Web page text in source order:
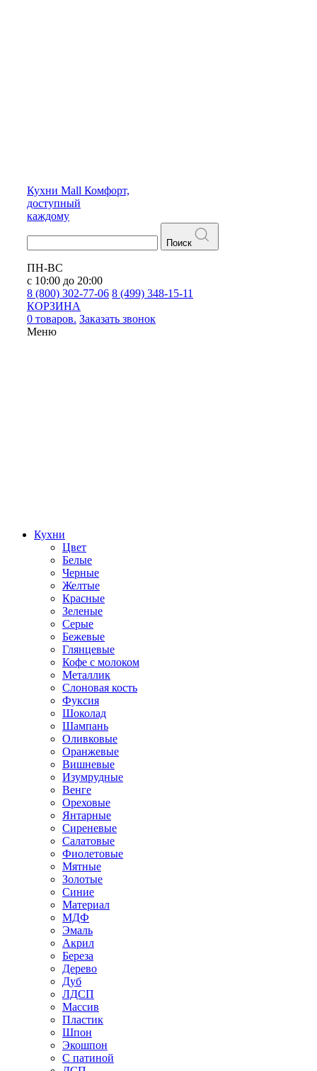
Кухни Mall Комфорт,
доступный
каждому
Поиск
ПН-ВС
с 10:00 до 20:00
8 (800) 302-77-06 8 (499) 348-15-11
КОРЗИНА
0 товаров. Заказать звонок
Меню
Кухни
Цвет
Белые
Черные
Желтые
Красные
Зеленые
Серые
Бежевые
Глянцевые
Кофе с молоком
Металлик
Слоновая кость
Фуксия
Шоколад
Шампань
Оливковые
Оранжевые
Вишневые
Изумрудные
Венге
Ореховые
Янтарные
Сиреневые
Салатовые
Фиолетовые
Мятные
Золотые
Синие
Материал
МДФ
Эмаль
Акрил
Береза
Дерево
Дуб
ЛДСП
Массив
Пластик
Шпон
Экошпон
С патиной